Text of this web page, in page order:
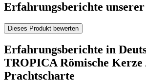
Erfahrungsberichte
Dieses Produkt bewerten
Erfahrungsberichte in
TROPICA Römische Kerze
Prachtscharte